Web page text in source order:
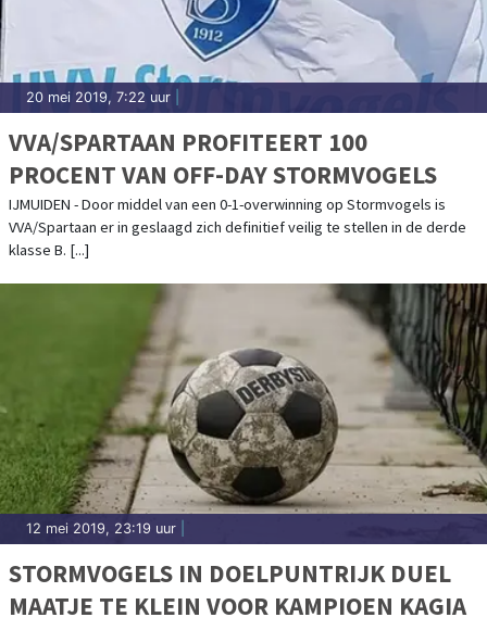
20 mei 2019, 7:22 uur
VVA/SPARTAAN PROFITEERT 100
PROCENT VAN OFF-DAY STORMVOGELS
IJMUIDEN - Door middel van een 0-1-overwinning op Stormvogels is
VVA/Spartaan er in geslaagd zich definitief veilig te stellen in de derde
klasse B. [...]
12 mei 2019, 23:19 uur
STORMVOGELS IN DOELPUNTRIJK DUEL
MAATJE TE KLEIN VOOR KAMPIOEN KAGIA